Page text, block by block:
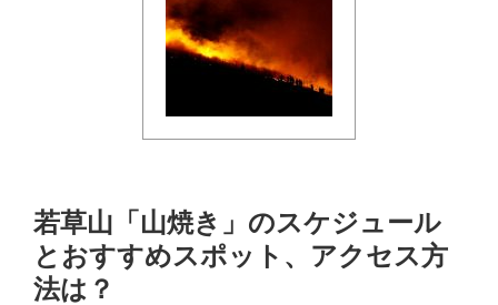
若草山「山焼き」のスケジュール
とおすすめスポット、アクセス方
法は？